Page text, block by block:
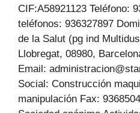
CIF:A58921123 Teléfono:
teléfonos: 936327897
de la Salut (pg ind
Llobregat, 08980,
Email:
Social: Construcción
manipulación Fax: